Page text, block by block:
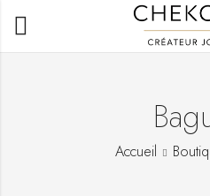
Accueil